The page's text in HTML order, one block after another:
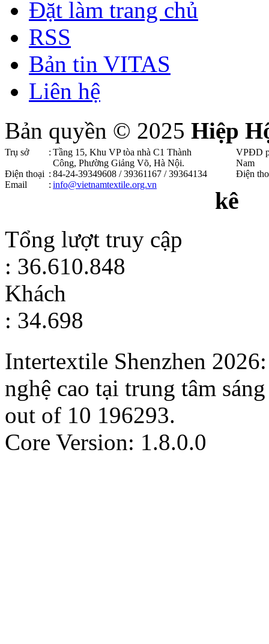
Đặt làm trang chủ
RSS
Bản tin VITAS
Liên hệ
Bản quyền © 2025 Hiệp
Trụ sở : Tầng 15, Khu VP tòa nhà C1 Thành
Công, Phường Giảng Võ, Hà Nội .
Điện thoại : 84-24-39349608 / 39361167 / 39364134
Email
: info@vietnamtextile.org.vn
VPĐD
Nam
Điện
kê
Tổng lượt truy cập
: 36.610.848
Khách
: 34.698
Intertextile Shenzhen
nghệ cao tại trung tâm
out of 10 196293.
Core Version: 1.8.0.0